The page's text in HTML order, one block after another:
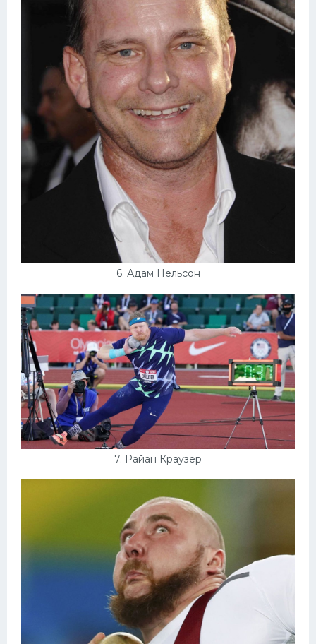
6. Адам Нельсон
7. Райан Краузер